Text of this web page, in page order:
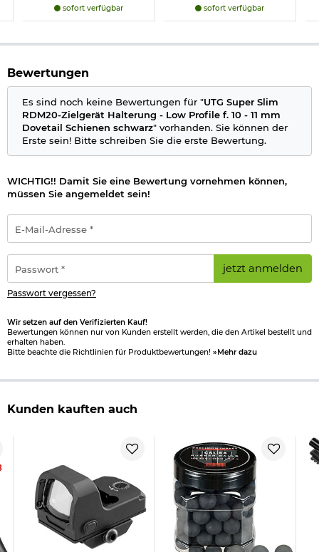
Neben den UTG RDM-20 Leuchtpunktvisieren können auch
Visiere mit Doctor-Footprint mit dem Adapter verwendet
Verantwortliche Person für die EU
sofort verfügbar sofort verfügbar
Bewertungen
Es sind noch keine Bewertungen für "UTG Super Slim
RDM20-Zielgerät Halterung - Low Profile f. 10 - 11 mm
Dovetail Schienen schwarz" vorhanden. Sie können der
Erste sein! Bitte schreiben Sie die erste Bewertung.
WICHTIG!! Damit Sie eine Bewertung vornehmen können,
müssen Sie angemeldet sein!
Mail-
Adresse
*
jetzt anmelden
Passwort vergessen?
Wir setzen auf den Verifizierten Kauf!
Bewertungen können nur von Kunden erstellt werden, die den Artikel bestellt und
erhalten haben.
Bitte beachte die Richtlinien für Produktbewertungen! »Mehr dazu
Kunden kauften auch